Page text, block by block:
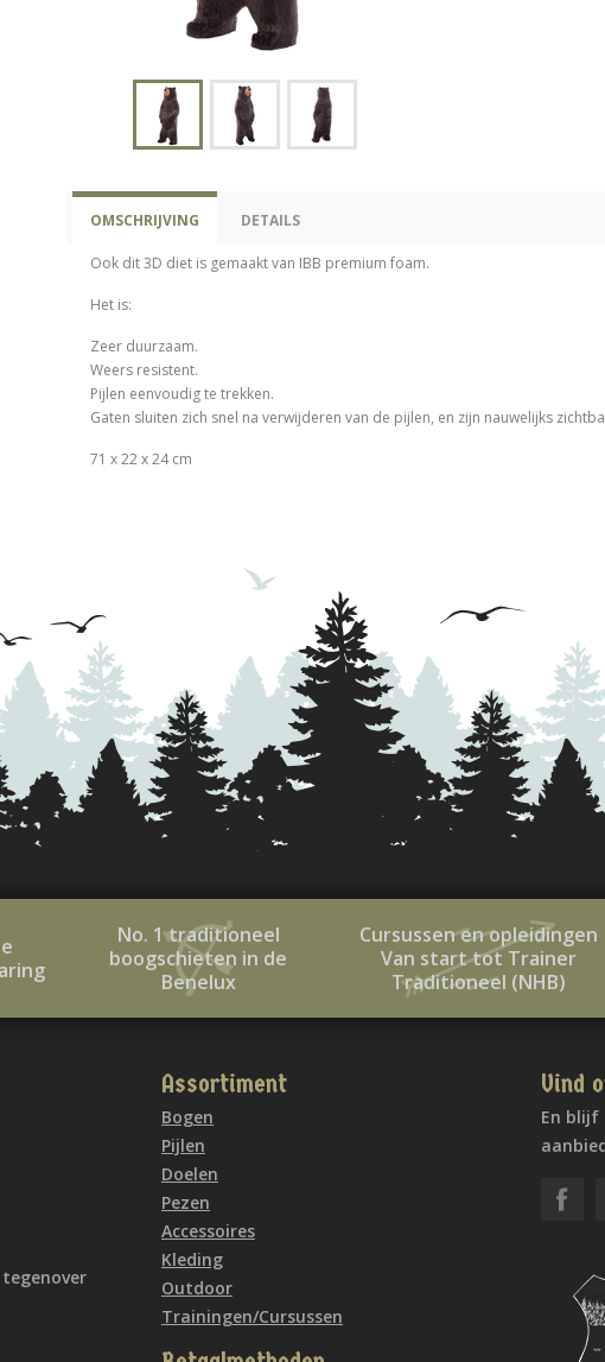
OMSCHRIJVING DETAILS
Ook dit 3D diet is gemaakt van IBB premium foam.
Het is:
Zeer duurzaam.
Weers resistent.
Pijlen eenvoudig te trekken.
Gaten sluiten zich snel na verwijderen van de pijlen, en zijn nauwelijks
71 x 22 x 24 cm
No. 1 traditioneel
boogschieten in de
Benelux
Cursussen en opleidingen
Van start tot Trainer
Traditioneel (NHB)
Assortiment
Bogen
Pijlen
Doelen
Pezen
Accessoires
Kleding
Outdoor
Trainingen/Cursussen
Vind
En blijf